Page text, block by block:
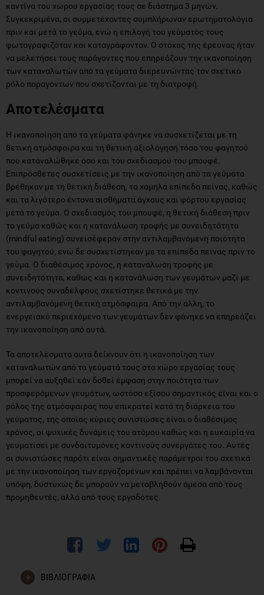
καντίνα του χώρου εργασίας τους σε διάστημα 3 μηνών.
Συγκεκριμένα, οι συμμετέχοντες συμπλήρωναν ερωτηματολόγια
πριν και μετά το γεύμα, ενώ η επιλογή του γεύματός τους
φωτογραφιζόταν και καταγράφονταν. Ο στόχος της έρευνας ήταν
να μελετήσει τους παράγοντες που επηρεάζουν την ικανοποίηση
των καταναλωτών από τα γεύματα διερευνώντας τον σχετικό
ρόλο παραγόντων που σχετίζονται με τη διατροφή.
Αποτελέσματα
Η ικανοποίηση από τα γεύματα φάνηκε να συσχετίζεται με τη
θετική ατμόσφαιρα και τη θετική αξιολόγηση τόσο του φαγητού
που καταναλώθηκε όσο και του σχεδιασμού του μπουφέ.
Επιπρόσθετες συσχετίσεις με την ικανοποίηση από τα γεύματα
βρέθηκαν με τη θετική διάθεση, τα χαμηλά επίπεδα πείνας, καθώς
και τα λιγότερο έντονα αισθήματα άγχους και φόρτου εργασίας
μετά το γεύμα. Ο σχεδιασμός του μπουφέ, η θετική διάθεση πριν
το γεύμα καθώς και η κατανάλωση τροφής με συνειδητότητα
(mindful eating) συνεισέφεραν στην αντιλαμβανόμενη ποιότητα
του φαγητού, ενώ δε συσχετίστηκαν με τα επίπεδα πείνας πριν το
γεύμα. Ο διαθέσιμος χρόνος, η κατανάλωση τροφής με
συνειδητότητα, καθώς και η κατανάλωση των γευμάτων μαζί με
κοντινούς συναδέλφους σχετίστηκε θετικά με την
αντιλαμβανόμενη θετική ατμόσφαιρα. Από την άλλη, το
ενεργειακό περιεχόμενο των γευμάτων δεν φάνηκε να επηρεάζει
την ικανοποίηση από αυτά.
Τα αποτελέσματα αυτά δείχνουν ότι η ικανοποίηση των
καταναλωτών από τα γεύματά τους στο χώρο εργασίας τους
μπορεί να αυξηθεί εάν δοθεί έμφαση στην ποιότητα των
προσφερόμενων γευμάτων, ωστόσο εξίσου σημαντικός είναι και ο
ρόλος της ατμόσφαιρας που επικρατεί κατά τη διάρκεια του
γεύματος, της οποίας κύριες συνιστώσες είναι ο διαθέσιμος
χρόνος, οι ψυχικές δυνάμεις του ατόμου καθώς και η ευκαιρία να
γευματίσει με συνδαιτυμόνες κοντινούς συνεργάτες του. Αυτές
οι συνιστώσες παρότι είναι σημαντικές παράμετροι του σχετικά
με την ικανοποίηση των εργαζομένων και πρέπει να λαμβάνονται
υπόψη, δυστυχώς δε μπορούν να μεταβληθούν άμεσα από τους
προμηθευτές, αλλά από τους εργοδότες.
ΒΙΒΛΙΟΓΡΑΦΙΑ